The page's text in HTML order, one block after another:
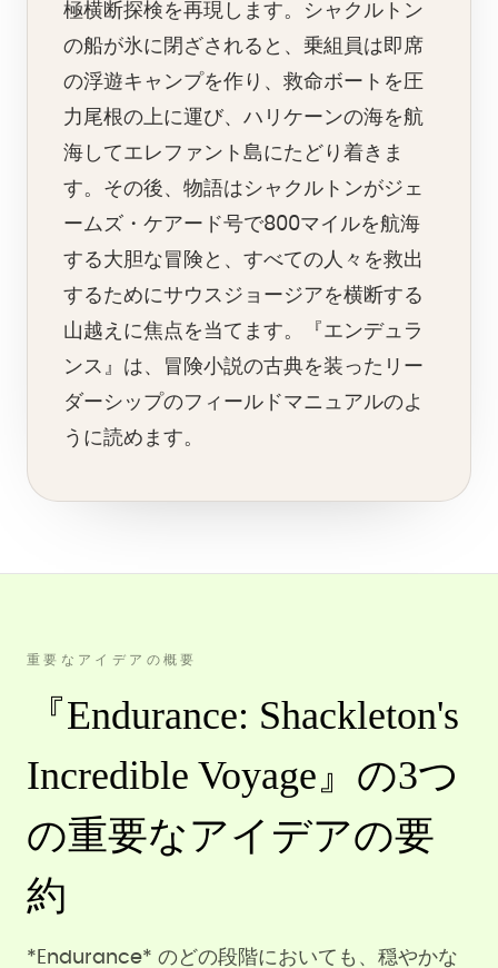
極横断探検を再現します。シャクルトン
の船が氷に閉ざされると、乗組員は即席
の浮遊キャンプを作り、救命ボートを圧
力尾根の上に運び、ハリケーンの海を航
海してエレファント島にたどり着きま
す。その後、物語はシャクルトンがジェ
ームズ・ケアード号で800マイルを航海
する大胆な冒険と、すべての人々を救出
するためにサウスジョージアを横断する
山越えに焦点を当てます。『エンデュラ
ンス』は、冒険小説の古典を装ったリー
ダーシップのフィールドマニュアルのよ
うに読めます。
重要なアイデアの概要
『Endurance: Shackleton's
Incredible Voyage』の3つ
の重要なアイデアの要
約
*Endurance* のどの段階においても、穏やかな